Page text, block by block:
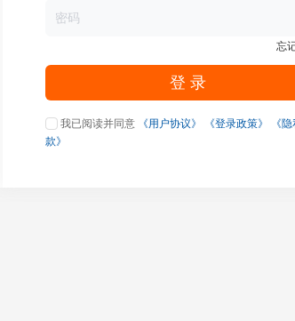
忘
登 录
我已阅读并同意 《用户协议》 《登录政策》
《
款》